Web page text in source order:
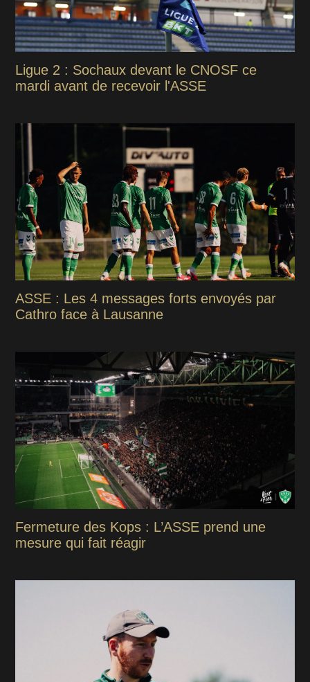
Ligue 2 : Sochaux devant le CNOSF ce
mardi avant de recevoir l'ASSE
ASSE : Les 4 messages forts envoyés par
Cathro face à Lausanne
Fermeture des Kops : L’ASSE prend une
mesure qui fait réagir